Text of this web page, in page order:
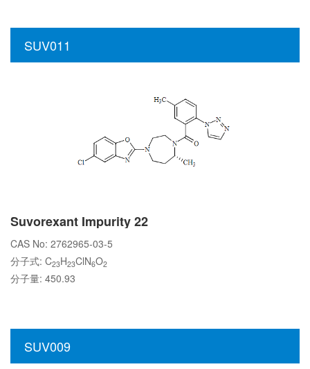
SUV011
Suvorexant Impurity 22
CAS No: 2762965-03-5
分子式: C23H23ClN6O2
分子量: 450.93
SUV009